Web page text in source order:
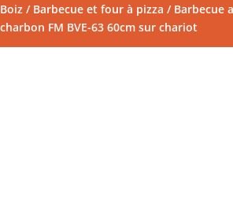
Boiz / Barbecue et four à pizza / Barbecue
charbon FM BVE-63 60cm sur chariot